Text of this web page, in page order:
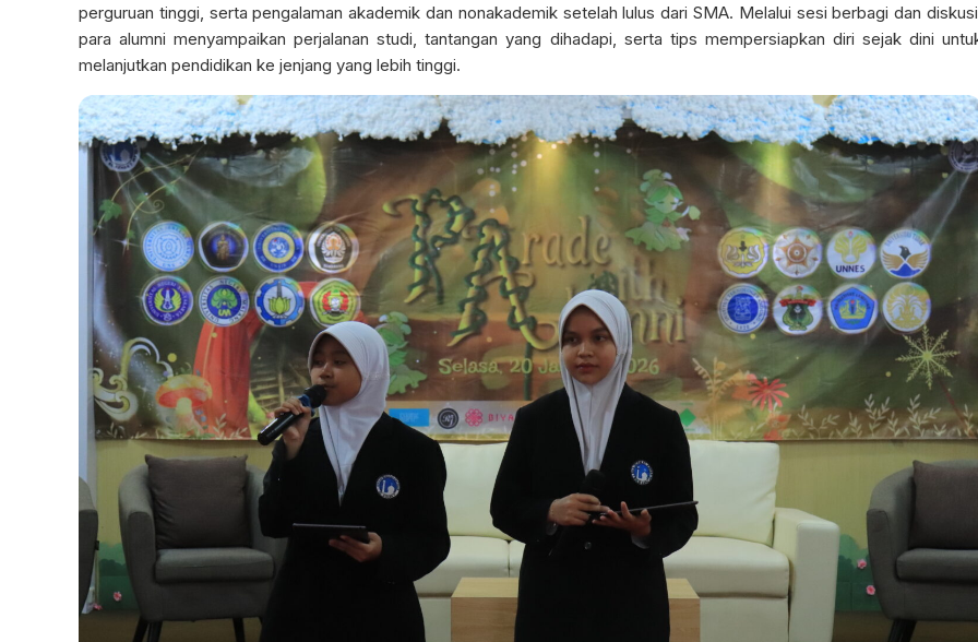
perguruan tinggi, serta pengalaman akademik dan nonakademik setelah lulus dari SMA. Melalui sesi berbagi dan
para alumni menyampaikan perjalanan studi, tantangan yang dihadapi, serta tips mempersiapkan diri sejak dini
melanjutkan pendidikan ke jenjang yang lebih tinggi.